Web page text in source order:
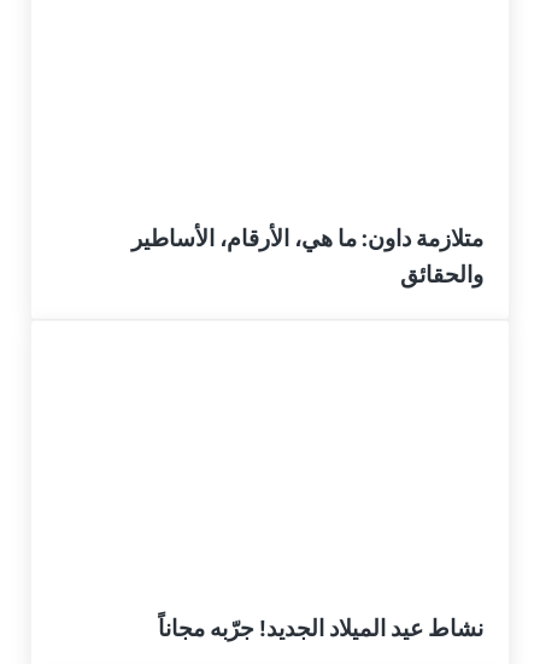
متلازمة داون: ما هي، الأرقام، الأساطير
والحقائق
نشاط عيد الميلاد الجديد! جرّبه مجاناً